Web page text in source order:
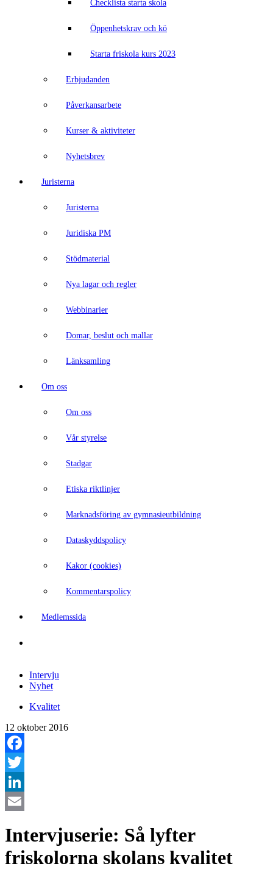
Checklista starta skola
Öppenhetskrav och kö
Starta friskola kurs 2023
Erbjudanden
Påverkansarbete
Kurser & aktiviteter
Nyhetsbrev
Juristerna
Juristerna
Juridiska PM
Stödmaterial
Nya lagar och regler
Webbinarier
Domar, beslut och mallar
Länksamling
Om oss
Om oss
Vår styrelse
Stadgar
Etiska riktlinjer
Marknadsföring av gymnasieutbildning
Dataskyddspolicy
Kakor (cookies)
Kommentarspolicy
Medlemssida
Intervju
Nyhet
Kvalitet
12 oktober 2016
Facebook
Twitter
LinkedIn
Intervjuserie: Så lyfter
friskolorna skolans kvalitet